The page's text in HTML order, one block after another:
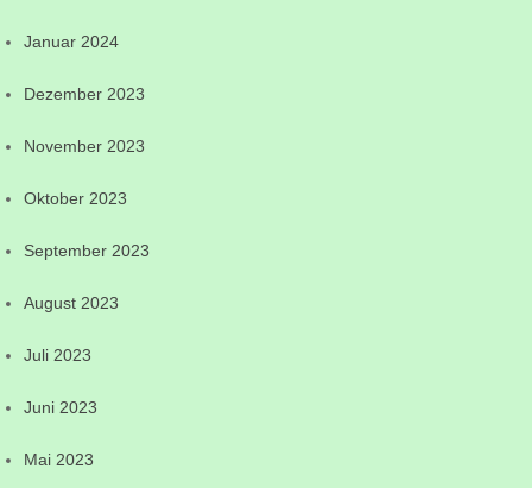
Januar 2024
Dezember 2023
November 2023
Oktober 2023
September 2023
August 2023
Juli 2023
Juni 2023
Mai 2023